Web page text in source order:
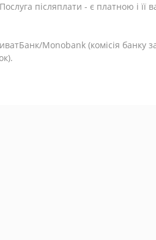
післяплати - є платною і її
Monobank (комісія банку